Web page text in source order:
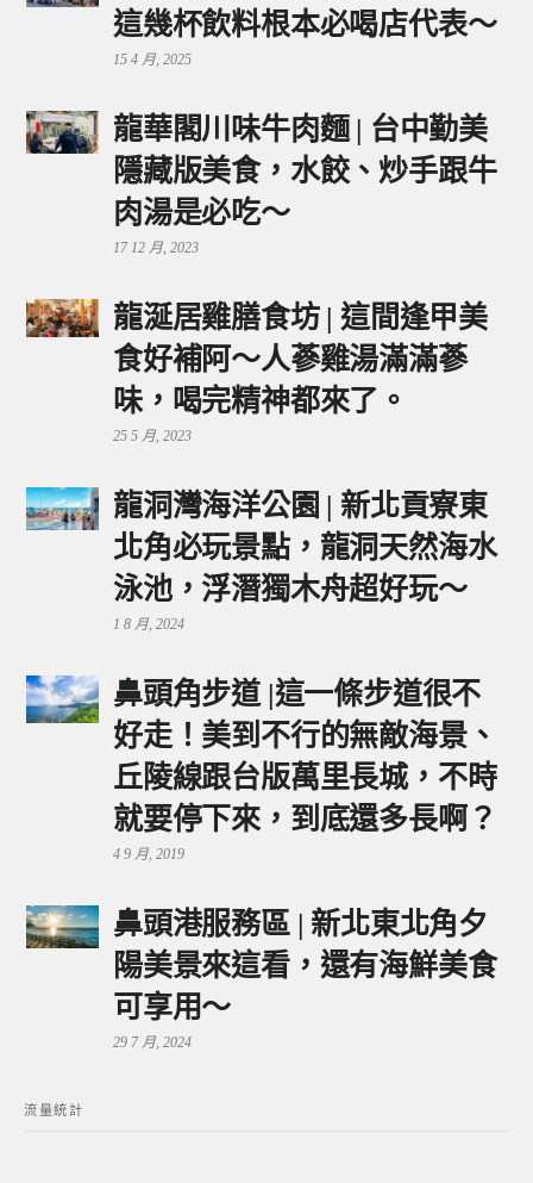
這幾杯飲料根本必喝店代表～
15 4 月, 2025
龍華閣川味牛肉麵 | 台中勤美
隱藏版美食，水餃、炒手跟牛
肉湯是必吃～
17 12 月, 2023
龍涎居雞膳食坊 | 這間逢甲美
食好補阿～人蔘雞湯滿滿蔘
味，喝完精神都來了。
25 5 月, 2023
龍洞灣海洋公園 | 新北貢寮東
北角必玩景點，龍洞天然海水
泳池，浮潛獨木舟超好玩～
1 8 月, 2024
鼻頭角步道 |這一條步道很不
好走！美到不行的無敵海景、
丘陵線跟台版萬里長城，不時
就要停下來，到底還多長啊？
4 9 月, 2019
鼻頭港服務區 | 新北東北角夕
陽美景來這看，還有海鮮美食
可享用～
29 7 月, 2024
流量統計